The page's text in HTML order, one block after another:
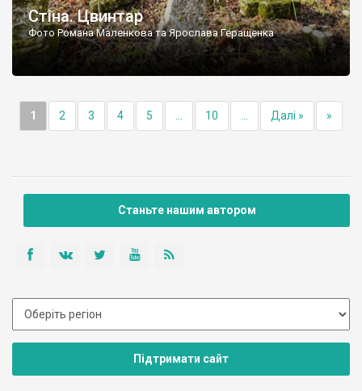
Стіна. Цвинтар
Фото Романа Маленкова та Ярослава Геращенка
1 2 3 4 5 10 Далі » »
Станьте нашим автором
Підтримати сайт